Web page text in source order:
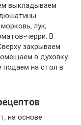
выкладываем
лук,
черри. В
закрываем
в духовку
подаем на стол в
на основе